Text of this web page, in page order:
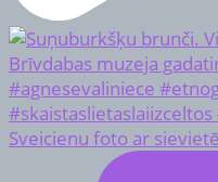
Sveicienu foto ar